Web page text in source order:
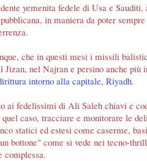
yemenita fedele di Usa e
in maniera da poter
che in questi mesi i missili
nel Najran e persino anche più
intorno alla capitale, Riyadh.
ai fedelissimi di Ali Saleh chiavi e
caso, tracciare e monitorare le
statici ed estesi come caserme,
bottone" come si vede nei tecno-
complessa.